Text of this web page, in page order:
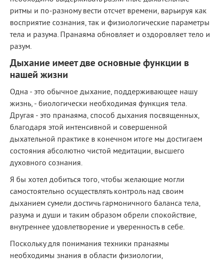
ритмы и по-разному вести отсчет времени, варьируя как
восприятие сознания, так и физиологические параметры
тела и разума. Пранаяма обновляет и оздоровляет тело и
разум.
Дыхание имеет две основные функции в
нашей жизни
Одна - это обычное дыхание, поддерживающее нашу
жизнь, - биологически необходимая функция тела.
Другая - это пранаяма, способ дыхания посвященных,
благодаря этой интенсивной и совершенной
дыхательной практике в конечном итоге мы достигаем
состояния абсолютно чистой медитации, высшего
духовного сознания.
Я бы хотел добиться того, чтобы желающие могли
самостоятельно осуществлять контроль над своим
дыханием сумели достичь гармоничного баланса тела,
разума и души и таким образом обрели спокойствие,
внутреннее удовлетворение и уверенность в себе.
Поскольку для понимания техники пранаямы
необходимы знания в области физиологии,